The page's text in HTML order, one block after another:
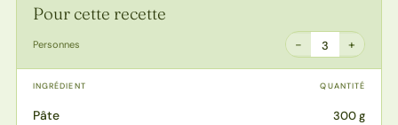
Pour cette recette
Personnes − 3 +
INGRÉDIENT QUANTITÉ
Pâte 300 g